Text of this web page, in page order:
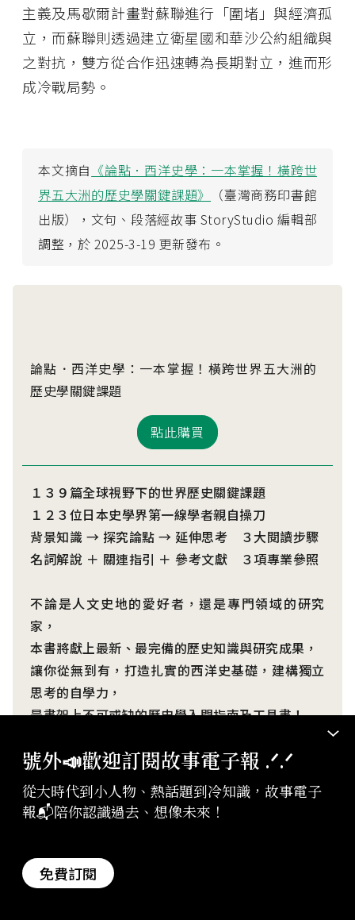
主義及馬歇爾計畫對蘇聯進行「圍堵」與經濟孤
立，而蘇聯則透過建立衛星國和華沙公約組織與
之對抗，雙方從合作迅速轉為長期對立，進而形
成冷戰局勢。
本文摘自 《論點．西洋史學：一本掌握！橫跨世
界五大洲的歷史學關鍵課題》
（臺灣商務印書館
出版），文句、段落經故事 StoryStudio 編輯部
調整，於 2025-3-19 更新發布。
論點．西洋史學：一本掌握！橫跨世界五大洲的
歷史學關鍵課題
點此購買
１３９篇全球視野下的世界歷史關鍵課題
１２３位日本史學界第一線學者親自操刀
背景知識 → 探究論點 → 延伸思考 ３大閱讀步驟
名詞解說 ＋ 關連指引 ＋ 參考文獻 ３項專業參照
不論是人文史地的愛好者，還是專門領域的研究
家，
本書將獻上最新、最完備的歷史知識與研究成果，
讓你從無到有，打造扎實的西洋史基礎，建構獨立
思考的自學力，
是書架上不可或缺的歷史學入門指南及工具書！
西洋古代史的論點
城邦形成論／歷史敘述起源論／黑色雅典娜爭議／
雅典「帝國」與民主政治／阿契美尼德波斯帝國的
表象與現實／雅典的戲劇與社會／亞歷山大大帝與
姻／羅馬帝國衰亡論……
號外📣歡迎訂閱故事電子報 .ᐟ‪‪.ᐟ
從大時代到小人物、熱話題到冷知識，故事電子
報📬陪你認識過去、想像未來！
免費訂閱